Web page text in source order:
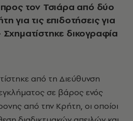
τον Τσιάρα από δύο
για τις επιδοτήσεις για
δικογραφία
από τη Διεύθυνση
σε βάρος ενός
από την Κρήτη, οι οποίοι